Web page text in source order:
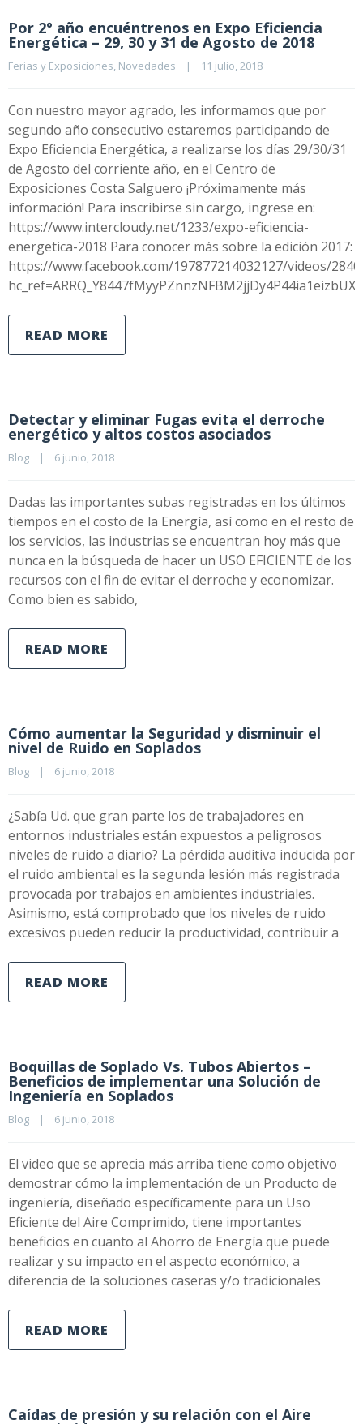
Por 2° año encuéntrenos en Expo Eficiencia
Energética – 29, 30 y 31 de Agosto de 2018
Ferias y Exposiciones Novedades | 11 julio, 2018
Con nuestro mayor agrado, les informamos que por
segundo año consecutivo estaremos participando de
Expo Eficiencia Energética, a realizarse los días 29/30/31
de Agosto del corriente año, en el Centro de
Exposiciones Costa Salguero ¡Próximamente más
información! Para inscribirse sin cargo, ingrese en:
https://www.intercloudy.net/1233/expo-eficiencia-
energetica-2018 Para conocer más sobre la edición 2017:
https://www.facebook.com/197877214032127/videos/
READ MORE
Detectar y eliminar Fugas evita el derroche
energético y altos costos asociados
Blog | 6 junio, 2018
Dadas las importantes subas registradas en los últimos
tiempos en el costo de la Energía, así como en el resto de
los servicios, las industrias se encuentran hoy más que
nunca en la búsqueda de hacer un USO EFICIENTE de los
recursos con el fin de evitar el derroche y economizar.
Como bien es sabido,
READ MORE
Cómo aumentar la Seguridad y disminuir el
nivel de Ruido en Soplados
Blog | 6 junio, 2018
¿Sabía Ud. que gran parte los de trabajadores en
entornos industriales están expuestos a peligrosos
niveles de ruido a diario? La pérdida auditiva inducida por
el ruido ambiental es la segunda lesión más registrada
provocada por trabajos en ambientes industriales.
Asimismo, está comprobado que los niveles de ruido
excesivos pueden reducir la productividad, contribuir a
READ MORE
Boquillas de Soplado Vs. Tubos Abiertos –
Beneficios de implementar una Solución de
Ingeniería en Soplados
Blog | 6 junio, 2018
El video que se aprecia más arriba tiene como objetivo
demostrar cómo la implementación de un Producto de
ingeniería, diseñado específicamente para un Uso
Eficiente del Aire Comprimido, tiene importantes
beneficios en cuanto al Ahorro de Energía que puede
realizar y su impacto en el aspecto económico, a
diferencia de la soluciones caseras y/o tradicionales
READ MORE
Caídas de presión y su relación con el Aire